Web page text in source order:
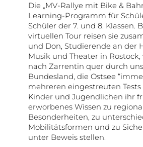
Die „MV-Rallye mit Bike &
Learning-Programm für
Schüler der 7. und 8. Klassen.
virtuellen Tour reisen sie
und Don, Studierende an der
Musik und Theater in Rostock,
nach Zarrentin quer durch
Bundesland, die Ostsee
mehreren eingestreuten
Kinder und Jugendlichen ihr
erworbenes Wissen zu
Besonderheiten, zu
Mobilitätsformen und zu
unter Beweis stellen.